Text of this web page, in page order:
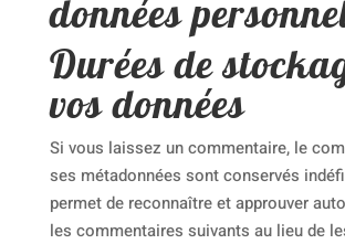
données
Durées de
vos données
Si vous laissez un commentaire, le
ses métadonnées sont conservés
permet de reconnaître et approuver
les commentaires suivants au lieu de